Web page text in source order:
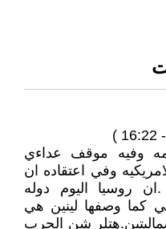
وفيه موقف عداءي
وفي اعتقاده ان
روسيا اليوم دوله
كما وصفها لينين هي
شن الحرب